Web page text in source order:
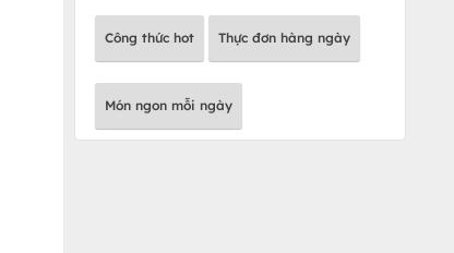
Công thức hot Thực đơn hàng ngày
Món ngon mỗi ngày